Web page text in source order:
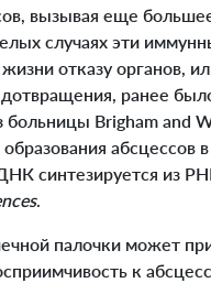
вызывая еще
случаях эти
отказу органов,
ранее
Brigham and
абсцессов
синтезируется из
.
палочки может
к